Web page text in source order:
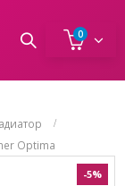
0
Optima
-5%